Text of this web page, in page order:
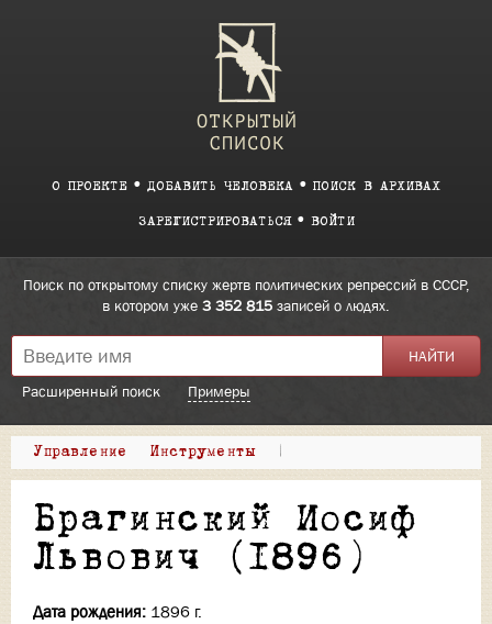
О ПРОЕКТЕ ДОБАВИТЬ ЧЕЛОВЕКА ПОИСК В АРХИВАХ
ЗАРЕГИСТРИРОВАТЬСЯ ВОЙТИ
Поиск по открытому списку жертв политических репрессий в СССР,
в котором уже 3 352 815 записей о людях.
Расширенный поиск Примеры
Управление Инструменты |
Брагинский Иосиф
Львович (1896)
Дата рождения: 1896 г.